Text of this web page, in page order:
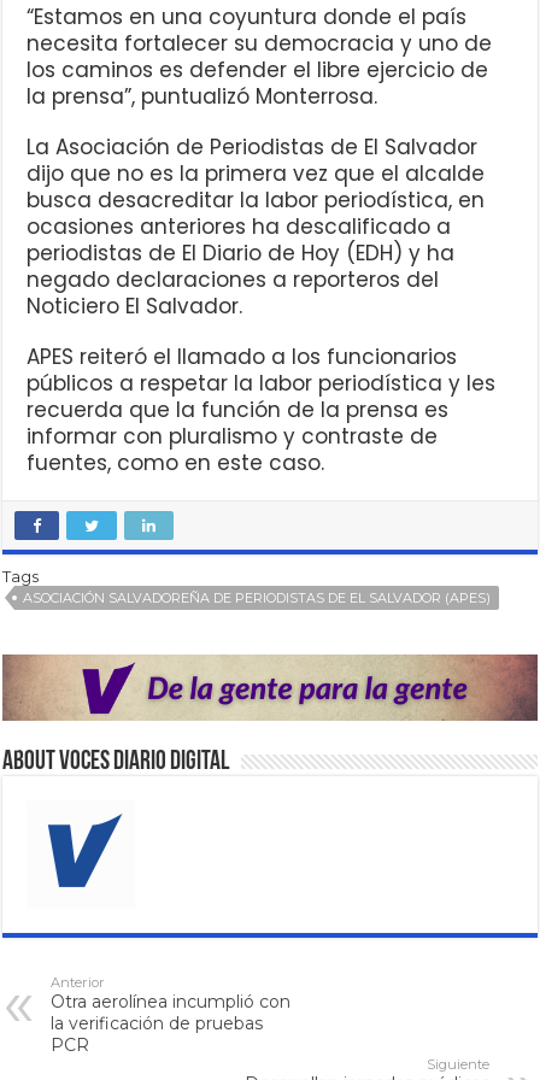
“Estamos en una coyuntura donde el país
necesita fortalecer su democracia y uno de
los caminos es defender el libre ejercicio de
la prensa”, puntualizó Monterrosa.
La Asociación de Periodistas de El Salvador
dijo que no es la primera vez que el alcalde
busca desacreditar la labor periodística, en
ocasiones anteriores ha descalificado a
periodistas de El Diario de Hoy (EDH) y ha
negado declaraciones a reporteros del
Noticiero El Salvador.
APES reiteró el llamado a los funcionarios
públicos a respetar la labor periodística y les
recuerda que la función de la prensa es
informar con pluralismo y contraste de
fuentes, como en este caso.
Tags
ASOCIACIÓN SALVADOREÑA DE PERIODISTAS DE EL SALVADOR (APES)
About VOCES Diario digital
Anterior
Otra aerolínea incumplió con
la verificación de pruebas
PCR
Siguiente